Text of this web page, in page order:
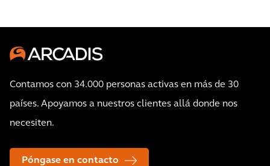
Contamos con 34.000 personas activas en más de 30
países. Apoyamos a nuestros clientes allá donde nos
necesiten.
Póngase en contacto